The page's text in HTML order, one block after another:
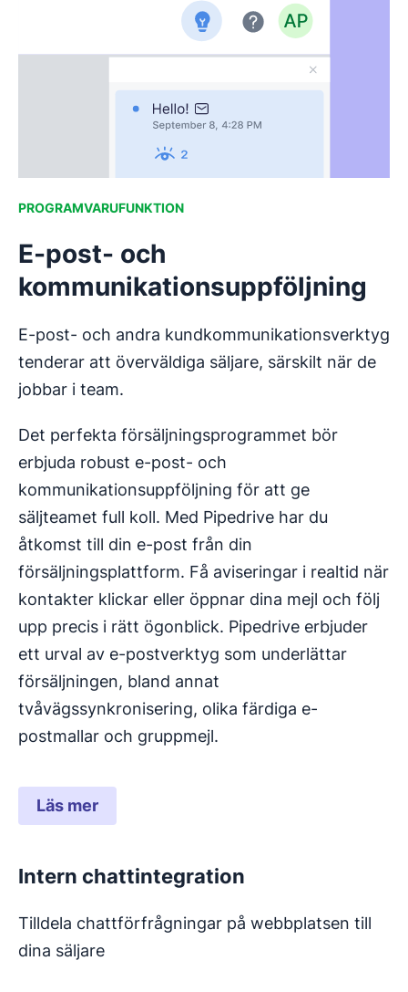
PROGRAMVARUFUNKTION
E-post- och
kommunikationsuppföljning
E-post- och andra kundkommunikationsverktyg
tenderar att överväldiga säljare, särskilt när de
jobbar i team.
Det perfekta försäljningsprogrammet bör
erbjuda robust e-post- och
kommunikationsuppföljning för att ge
säljteamet full koll. Med Pipedrive har du
åtkomst till din e-post från din
försäljningsplattform. Få aviseringar i realtid när
kontakter klickar eller öppnar dina mejl och följ
upp precis i rätt ögonblick. Pipedrive erbjuder
ett urval av e-postverktyg som underlättar
försäljningen, bland annat
tvåvägssynkronisering, olika färdiga e-
postmallar och gruppmejl.
Läs mer
Intern chattintegration
Tilldela chattförfrågningar på webbplatsen till
dina säljare